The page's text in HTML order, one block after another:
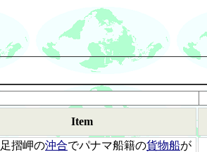
Item
摺岬の沖合でパナマ船籍の貨物船が